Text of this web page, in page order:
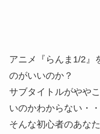
アニメ『らんま1/2』
のがいいのか？
サブタイトルがやや
いのかわからない・・
そんな初心者のあな